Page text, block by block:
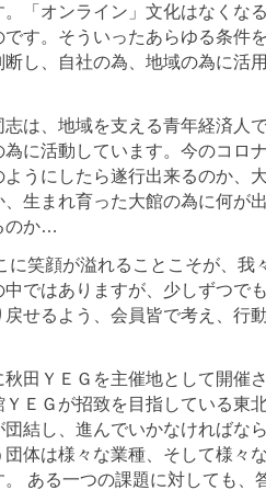
「オンライン」文化はなくな
す。そういったあらゆる条件
し、自社の為、地域の為に活
、地域を支える青年経済人
に活動しています。今のコロ
うにしたら遂行出来るのか、
生まれ育った大館の為に何が
のか…
笑顔が溢れることこそが、我
ではありますが、少しずつで
せるよう、会員皆で考え、行
田ＹＥＧを主催地として開催
ＥＧが招致を目指している東
結し、進んでいかなければな
体は様々な業種、そして様々
ある一つの課題に対しても、